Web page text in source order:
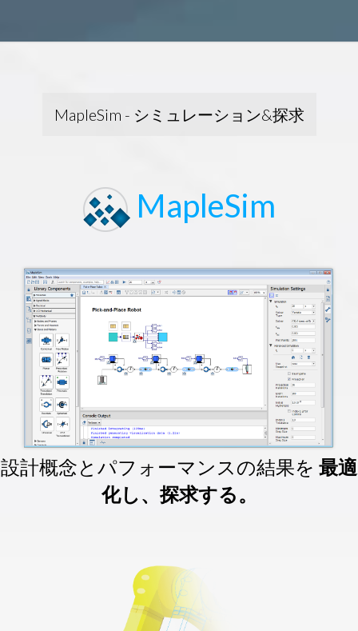
MapleSim - シミュレーション&探求
MapleSim
設計概念とパフォーマンスの結果を 最適
化し、探求する。